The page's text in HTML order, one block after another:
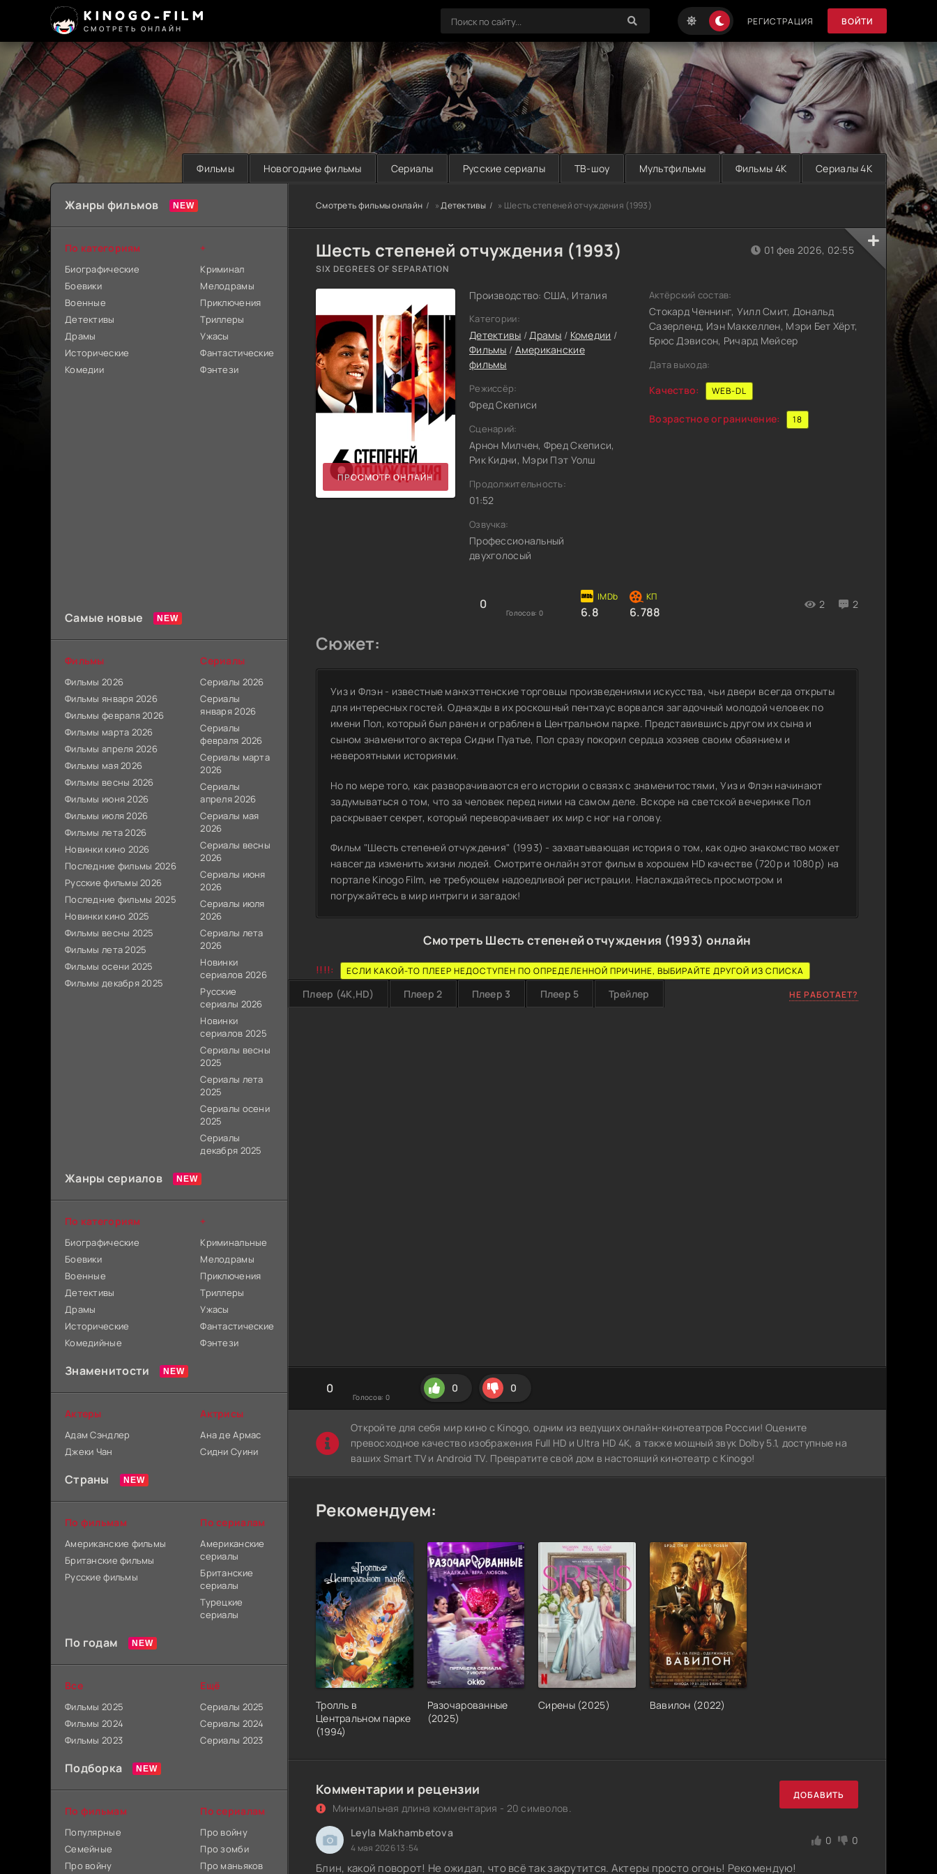
KINOGO-FILM
СМОТРЕТЬ ОНЛАЙН
РЕГИСТРАЦИЯ ВОЙТИ
Фильмы Новогодние фильмы Сериалы Русские сериалы ТВ-шоу Мультфильмы Фильмы 4K Сериалы 4K
Смотреть фильмы онлайн »Детективы » Шесть степеней отчуждения (1993)
Шесть степеней отчуждения (1993)
SIX DEGREES OF SEPARATION
ПРОСМОТР ОНЛАЙН
Производство: США, Италия
Категории:
Детективы /Драмы / Комедии /
Фильмы / Американские
фильмы
Режиссёр:
Фред Скеписи
Сценарий:
Арнон Милчен, Фред Скеписи,
Рик Кидни, Мэри Пэт Уолш
Продолжительность:
01:52
Озвучка:
Профессиональный
двухголосый
0
Голосов: 0 6.8 6.788
2 2
01 фев 2026, 02:55
Актёрский состав:
Стокард Ченнинг, Уилл Смит, Дональд
Сазерленд, Иэн Маккеллен, Мэри Бет Хёрт,
Брюс Дэвисон, Ричард Мейсер
Дата выхода:
Качество: WEB-DL
Возрастное ограничение: 18
Сюжет:
Уиз и Флэн - известные манхэттенские торговцы произведениями искусства, чьи двери всегда открыты
для интересных гостей. Однажды в их роскошный пентхаус ворвался загадочный молодой человек по
имени Пол, который был ранен и ограблен в Центральном парке. Представившись другом их сына и
сыном знаменитого актера Сидни Пуатье, Пол сразу покорил сердца хозяев своим обаянием и
невероятными историями.
Но по мере того, как разворачиваются его истории о связях с знаменитостями, Уиз и Флэн начинают
задумываться о том, что за человек перед ними на самом деле. Вскоре на светской вечеринке Пол
раскрывает секрет, который переворачивает их мир с ног на голову.
Фильм "Шесть степеней отчуждения" (1993) - захватывающая история о том, как одно знакомство может
навсегда изменить жизни людей. Смотрите онлайн этот фильм в хорошем HD качестве (720p и 1080p) на
портале Kinogo Film, не требующем надоедливой регистрации. Наслаждайтесь просмотром и
погружайтесь в мир интриги и загадок!
Смотреть Шесть степеней отчуждения (1993) онлайн
!!!!: ЕСЛИ КАКОЙ-ТО ПЛЕЕР НЕДОСТУПЕН ПО ОПРЕДЕЛЕННОЙ ПРИЧИНЕ, ВЫБИРАЙТЕ ДРУГОЙ ИЗ СПИСКА
Плеер (4K,HD) Плеер 2 Плеер 3 Плеер 5 Трейлер НЕ РАБОТАЕТ?
0
Голосов: 0
0 0
Откройте для себя мир кино с Kinogo, одним из ведущих онлайн-кинотеатров России! Оцените
превосходное качество изображения Full HD и Ultra HD 4K, а также мощный звук Dolby 5.1, доступные на
ваших Smart TV и Android TV. Превратите свой дом в настоящий кинотеатр с Kinogo!
Рекомендуем:
Тролль в
Центральном парке
(1994)
Разочарованные
(2025)
Сирены (2025) Вавилон (2022)
Комментарии и рецензии
Минимальная длина комментария - 20 символов.
ДОБАВИТЬ
Leyla Makhambetova
4 мая 2026 13:54
0 0
Блин, какой поворот! Не ожидал, что всё так закрутится. Актеры просто огонь! Рекомендую!
Жанры фильмов
По категориям
Биографические
Боевики
Военные
Детективы
Драмы
Исторические
Комедии
+
Криминал
Мелодрамы
Приключения
Триллеры
Ужасы
Фантастические
Фэнтези
Самые новые
Фильмы
Фильмы 2026
Фильмы января 2026
Фильмы февраля 2026
Фильмы марта 2026
Фильмы апреля 2026
Фильмы мая 2026
Фильмы весны 2026
Фильмы июня 2026
Фильмы июля 2026
Фильмы лета 2026
Новинки кино 2026
Последние фильмы 2026
Русские фильмы 2026
Последние фильмы 2025
Новинки кино 2025
Фильмы весны 2025
Фильмы лета 2025
Фильмы осени 2025
Фильмы декабря 2025
Сериалы
Сериалы 2026
Сериалы
января 2026
Сериалы
февраля 2026
Сериалы марта
2026
Сериалы
апреля 2026
Сериалы мая
2026
Сериалы весны
2026
Сериалы июня
2026
Сериалы июля
2026
Сериалы лета
2026
Новинки
сериалов 2026
Русские
сериалы 2026
Новинки
сериалов 2025
Сериалы весны
2025
Сериалы лета
2025
Сериалы осени
2025
Сериалы
декабря 2025
Жанры сериалов
По категориям
Биографические
Боевики
Военные
Детективы
Драмы
Исторические
Комедийные
+
Криминальные
Мелодрамы
Приключения
Триллеры
Ужасы
Фантастические
Фэнтези
Знаменитости
Актеры
Адам Сэндлер
Джеки Чан
Актрисы
Ана де Армас
Сидни Суини
Страны
По фильмам
Американские фильмы
Британские фильмы
Русские фильмы
По сериалам
Американские
сериалы
Британские
сериалы
Турецкие
сериалы
По годам
Все
Фильмы 2025
Фильмы 2024
Фильмы 2023
Ещё
Сериалы 2025
Сериалы 2024
Сериалы 2023
Подборка
По фильмам
Популярные
Семейные
Про войну
По сериалам
Про войну
Про зомби
Про маньяков